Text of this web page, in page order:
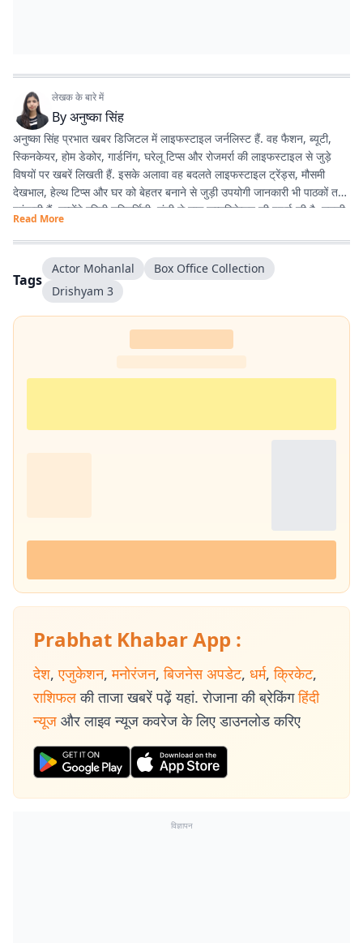
लेखक के बारे में
Byअनुष्का सिंह
अनुष्का सिंह प्रभात खबर डिजिटल में लाइफस्टाइल जर्नलिस्ट हैं. वह फैशन, ब्यूटी,
स्किनकेयर, होम डेकोर, गार्डनिंग, घरेलू टिप्स और रोजमर्रा की लाइफस्टाइल से जुड़े
विषयों पर खबरें लिखती हैं. इसके अलावा वह बदलते लाइफस्टाइल ट्रेंड्स, मौसमी
देखभाल, हेल्थ टिप्स और घर को बेहतर बनाने से जुड़ी उपयोगी जानकारी भी पाठकों तक
पहुंचाती हैं. उन्होंने एमिटी यूनिवर्सिटी, रांची से मास कम्युनिकेशन की पढ़ाई की है. उनकी
मिले, जिसे वे अपनी रोजमर्रा की जिंदगी में आसानी से अपना सकें.
Read More
Tags
Actor Mohanlal
Box Office Collection
Drishyam 3
Prabhat Khabar App :
देश, एजुकेशन, मनोरंजन, बिजनेस अपडेट, धर्म, क्रिकेट,
राशिफल की ताजा खबरें पढ़ें यहां. रोजाना की ब्रेकिंग हिंदी
न्यूज और लाइव न्यूज कवरेज के लिए डाउनलोड करिए
विज्ञापन